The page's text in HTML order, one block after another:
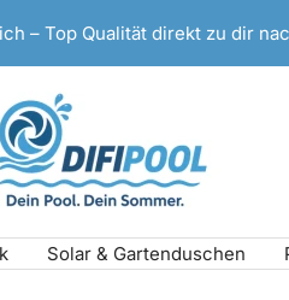
– Top Qualität direkt zu dir
Solar & Gartenduschen